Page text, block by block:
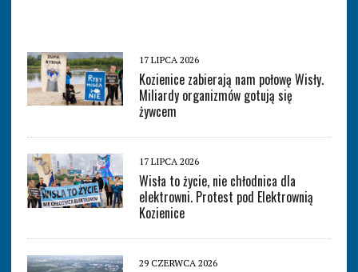
17 LIPCA 2026
Kozienice zabierają nam połowę Wisły.
Miliardy organizmów gotują się
żywcem
17 LIPCA 2026
Wisła to życie, nie chłodnica dla
elektrowni. Protest pod Elektrownią
Kozienice
29 CZERWCA 2026